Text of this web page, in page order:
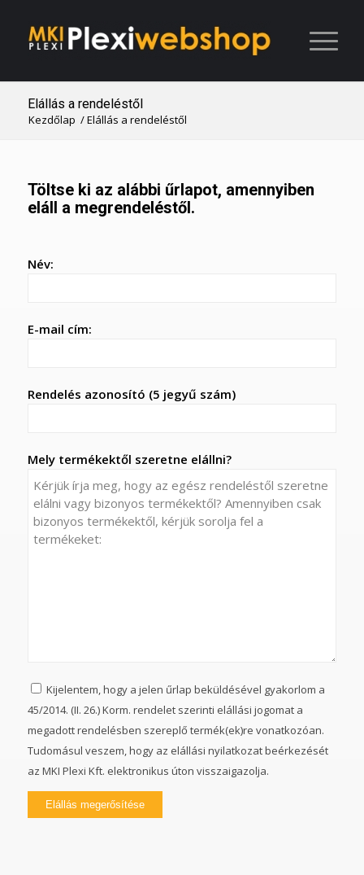
Elállás a rendeléstől
Kezdőlap /Elállás a rendeléstől
Töltse ki az alábbi űrlapot, amennyiben
eláll a megrendeléstől.
Név:
E-mail cím:
Rendelés azonosító (5 jegyű szám)
Mely termékektől szeretne elállni?
Kijelentem, hogy a jelen űrlap beküldésével gyakorlom a
45/2014. (II. 26.) Korm. rendelet szerinti elállási jogomat a
megadott rendelésben szereplő termék(ek)re vonatkozóan.
Tudomásul veszem, hogy az elállási nyilatkozat beérkezését
az MKI Plexi Kft. elektronikus úton visszaigazolja.